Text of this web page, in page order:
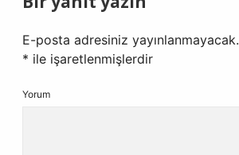
E-posta adresiniz yayınlanmayacak.
* ile işaretlenmişlerdir
Yorum